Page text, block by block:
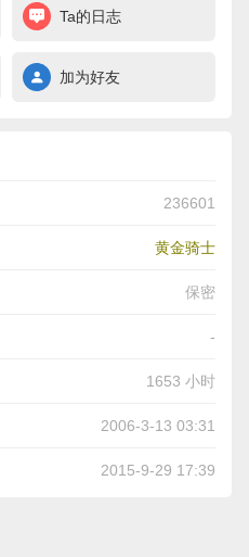
Ta的日志
加为好友
236601
黄金骑士
保密
-
1653 小时
2006-3-13 03:31
2015-9-29 17:39